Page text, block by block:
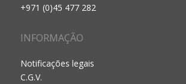
+971 (0)45 477 282
INFORMAÇÃO
Notificações legais
C.G.V.